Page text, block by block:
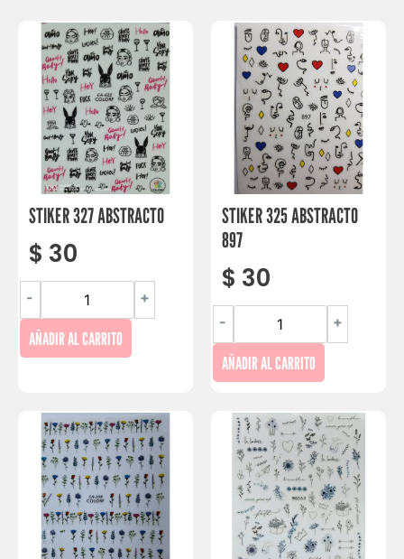
STIKER 327 ABSTRACTO
$ 30
- +
AÑADIR AL CARRITO
STIKER 325 ABSTRACTO
897
$ 30
- +
AÑADIR AL CARRITO